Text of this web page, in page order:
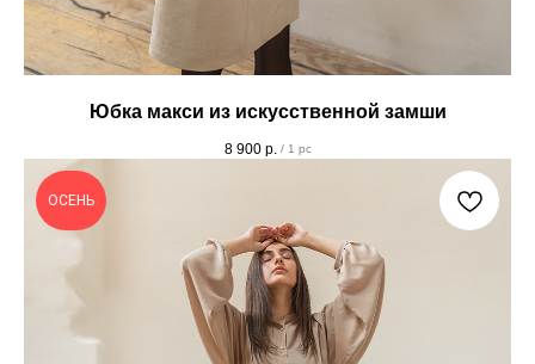
Юбка макси из искусственной замши
8 900 р. / 1 pc
ОСЕНЬ